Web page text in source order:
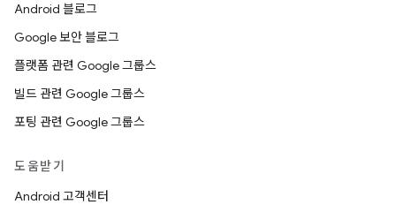
Android 블로그
Google 보안 블로그
플랫폼 관련 Google 그룹스
빌드 관련 Google 그룹스
포팅 관련 Google 그룹스
도움받기
Android 고객센터